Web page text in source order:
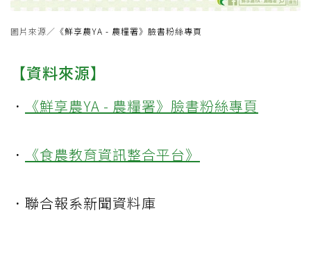
圖片來源／ 《鮮享農YA - 農糧署》臉書粉絲專頁
【資料來源】
． 《鮮享農YA - 農糧署》臉書粉絲專頁
． 《食農教育資訊整合平台》
．聯合報系新聞資料庫